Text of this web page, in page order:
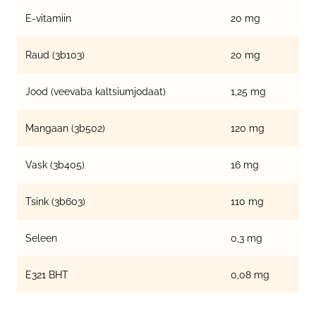
E-vitamiin 20 mg
Raud (3b103) 20 mg
Jood (veevaba kaltsiumjodaat) 1,25 mg
Mangaan (3b502) 120 mg
Vask (3b405) 16 mg
Tsink (3b603) 110 mg
Seleen 0,3 mg
E321 BHT 0,08 mg